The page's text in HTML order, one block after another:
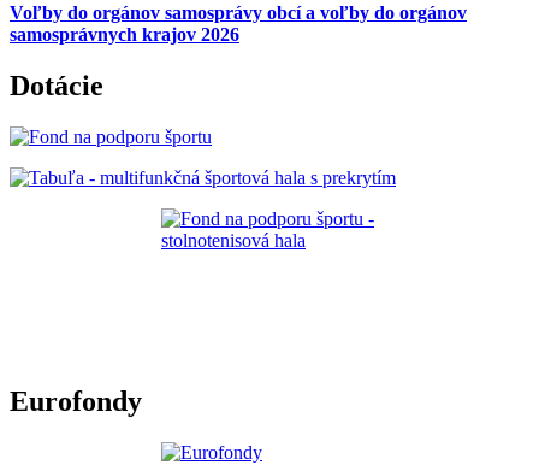
Voľby do orgánov samosprávy obcí a voľby do orgánov
samosprávnych krajov 2026
Dotácie
Eurofondy